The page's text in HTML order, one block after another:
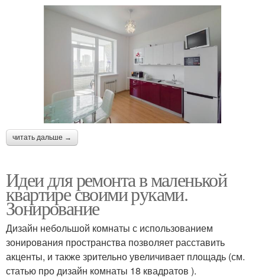
читать дальше →
Идеи для ремонта в маленькой
квартире своими руками.
Зонирование
Дизайн небольшой комнаты с использованием
зонирования пространства позволяет расставить
акценты, и также зрительно увеличивает площадь (см.
статью про дизайн комнаты 18 квадратов ).